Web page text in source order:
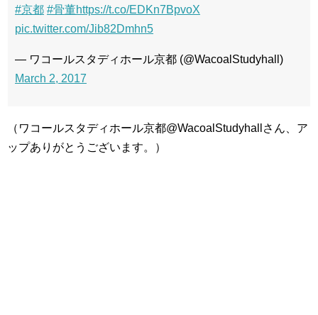
#京都 #骨董https://t.co/EDKn7BpvoX
pic.twitter.com/Jib82Dmhn5
— ワコールスタディホール京都 (@WacoalStudyhall)
March 2, 2017
（ワコールスタディホール京都@WacoalStudyhallさん、ア
ップありがとうございます。）